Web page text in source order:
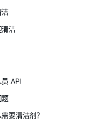
洁
清洁
API
题
要清洁剂？